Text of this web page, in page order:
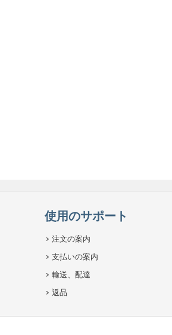
使用のサポート
注文の案内
支払いの案内
輸送、配達
返品